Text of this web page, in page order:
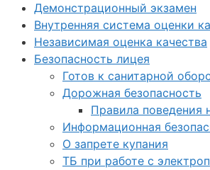
Демонстрационный экзамен
Внутренняя система оценки
Независимая оценка качества
Безопасность лицея
Готов к санитарной
Дорожная безопасность
Правила поведения
Информационная
О запрете купания
ТБ при работе с